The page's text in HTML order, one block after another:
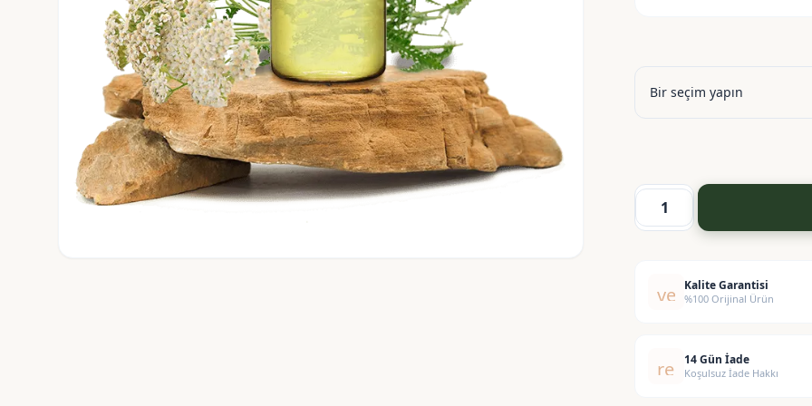
Civan
Bazlı
Flower
verified
Kalite Garantisi
%100 Orijinal Ürün
replay14 Gün İade
Koşulsuz İade Hakkı